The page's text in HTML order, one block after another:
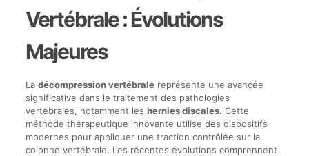
Vertébrale : Évolutions
Majeures
La décompression vertébralereprésente une avancée
significative dans le traitement des pathologies
vertébrales, notamment les hernies discales. Cette
méthode thérapeutique innovante utilise des dispositifs
modernes pour appliquer une traction contrôlée sur la
colonne vertébrale. Les récentes évolutions comprennent